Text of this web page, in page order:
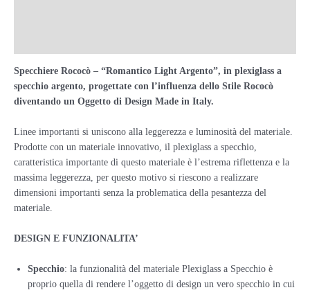
Specchiere Rococò – “Romantico Light Argento”, in plexiglass a
specchio argento, progettate con l’influenza dello Stile Rococò
diventando un Oggetto di Design Made in Italy.
Linee importanti si uniscono alla leggerezza e luminosità del materiale.
Prodotte con un materiale innovativo, il plexiglass a specchio,
caratteristica importante di questo materiale è l’estrema riflettenza e la
massima leggerezza, per questo motivo si riescono a realizzare
dimensioni importanti senza la problematica della pesantezza del
materiale.
DESIGN E FUNZIONALITA’
Specchio: la funzionalità del materiale Plexiglass a Specchio è
proprio quella di rendere l’oggetto di design un vero specchio in cui